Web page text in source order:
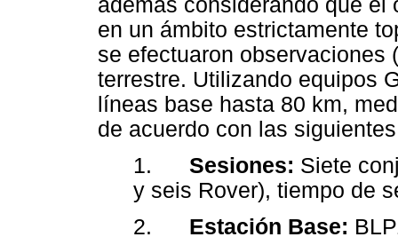
en un ámbito estrictamente
se efectuaron observaciones
terrestre. Utilizando equipos
líneas base hasta 80 km,
de acuerdo con las
1. Sesiones: Siete
y seis Rover), tiempo de
2. Estación Base: